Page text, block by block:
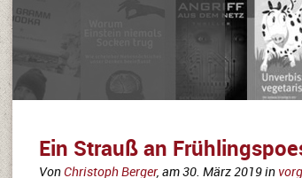
Ein Strauß an
VonChristoph Berger, am30. März 2019in